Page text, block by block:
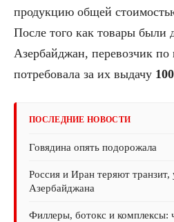
продукцию общей
После того как товары были
Азербайджан, перевозчик
потребовала за их выдачу
ПОСЛЕДНИЕ НОВОСТИ
Говядина опять подорожала
Россия и Иран теряют транзит,
Азербайджана
Филлеры, ботокс и комплексы: